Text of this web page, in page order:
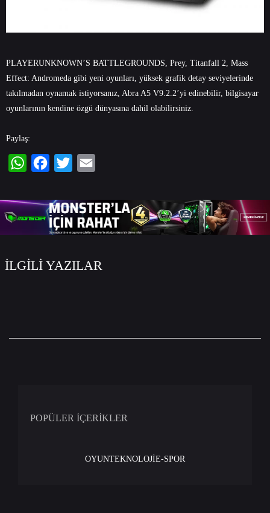
PLAYERUNKNOWN’S BATTLEGROUNDS, Prey, Titanfall 2, Mass
Effect: Andromeda gibi yeni oyunları, yüksek grafik detay seviyelerinde
takılmadan oynamak istiyorsanız, Abra A5 V9.2.2’yi edinebilir, bilgisayar
oyunlarının kendine özgü dünyasına dahil olabilirsiniz.
Paylaş:
İLGİLİ YAZILAR
POPÜLER İÇERİKLER
OYUNTEKNOLOJİE-SPOR